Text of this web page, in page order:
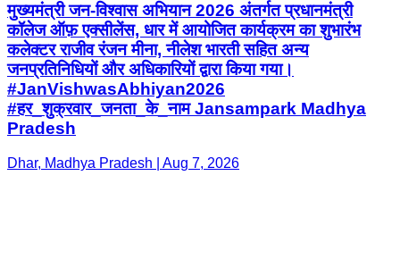
मुख्यमंत्री जन-विश्वास अभियान 2026 अंतर्गत प्रधानमंत्री
कॉलेज ऑफ़ एक्सीलेंस, धार में आयोजित कार्यक्रम का शुभारंभ
कलेक्टर राजीव रंजन मीना, नीलेश भारती सहित अन्य
जनप्रतिनिधियों और अधिकारियों द्वारा किया गया।
#JanVishwasAbhiyan2026
#हर_शुक्रवार_जनता_के_नाम Jansampark Madhya
Pradesh
Dhar, Madhya Pradesh | Aug 7, 2026